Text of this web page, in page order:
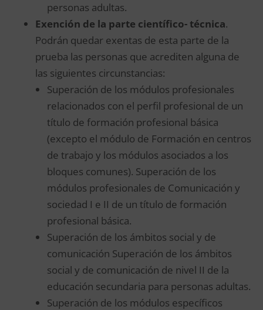
personas adultas.
Exención de la parte científico- técnica.
Podrán quedar exentas de esta parte de la
prueba las personas que acrediten alguna de
las siguientes circunstancias:
Superación de los módulos profesionales
relacionados con el perfil profesional de un
título de formación profesional básica
(excepto el módulo de Formación en centros
de trabajo y los módulos asociados a los
bloques comunes). Superación de los
módulos profesionales de Comunicación y
sociedad I e II de un título de formación
profesional básica.
Superación de los ámbitos social y de
comunicación Superación de los ámbitos
social y de comunicación de nivel II de la
educación secundaria para personas adultas.
Superación de los módulos específicos